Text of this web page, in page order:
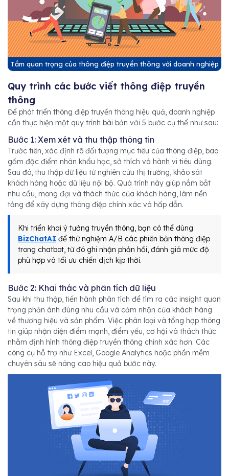
Tầm quan trọng của thông điệp truyền thông với doanh nghiệp
Quy trình các bước viết thông điệp truyền
thông
Để phát triển thông điệp truyền thông hiệu quả, doanh nghiệp
cần thực hiện một quy trình bài bản với 5 bước cụ thể như sau:
Bước 1: Xem xét và thu thập thông tin
Trước tiên, xác định rõ đối tượng mục tiêu của thông điệp, bao
gồm đặc điểm nhân khẩu học, sở thích và hành vi tiêu dùng.
Sau đó, thu thập dữ liệu từ nghiên cứu thị trường, khảo sát
khách hàng hoặc dữ liệu nội bộ. Quá trình này giúp nắm bắt
nhu cầu, mong đợi và thách thức của khách hàng, làm nền
tảng để xây dựng thông điệp chính xác và hấp dẫn.
Khi triển khai ý tưởng truyền thông, bạn có thể dùng
BizChatAI để thử nghiệm A/B các phiên bản thông điệp
trong chatbot, từ đó ghi nhận phản hồi, đánh giá mức độ
phù hợp và tối ưu chiến dịch kịp thời.
Bước 2: Khai thác và phân tích dữ liệu
Sau khi thu thập, tiến hành phân tích để tìm ra các insight quan
trọng phản ánh đúng nhu cầu và cảm nhận của khách hàng
về thương hiệu và sản phẩm. Việc phân loại và tổng hợp thông
tin giúp nhận diện điểm mạnh, điểm yếu, cơ hội và thách thức
nhằm định hình thông điệp truyền thông chính xác hơn. Các
công cụ hỗ trợ như Excel, Google Analytics hoặc phần mềm
chuyên sâu sẽ nâng cao hiệu quả bước này.